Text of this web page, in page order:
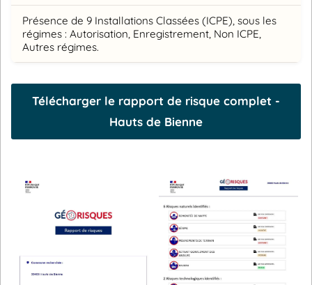
Présence de 9 Installations Classées (ICPE), sous les
régimes : Autorisation, Enregistrement, Non ICPE,
Autres régimes.
Télécharger le rapport de risque complet -
Hauts de Bienne